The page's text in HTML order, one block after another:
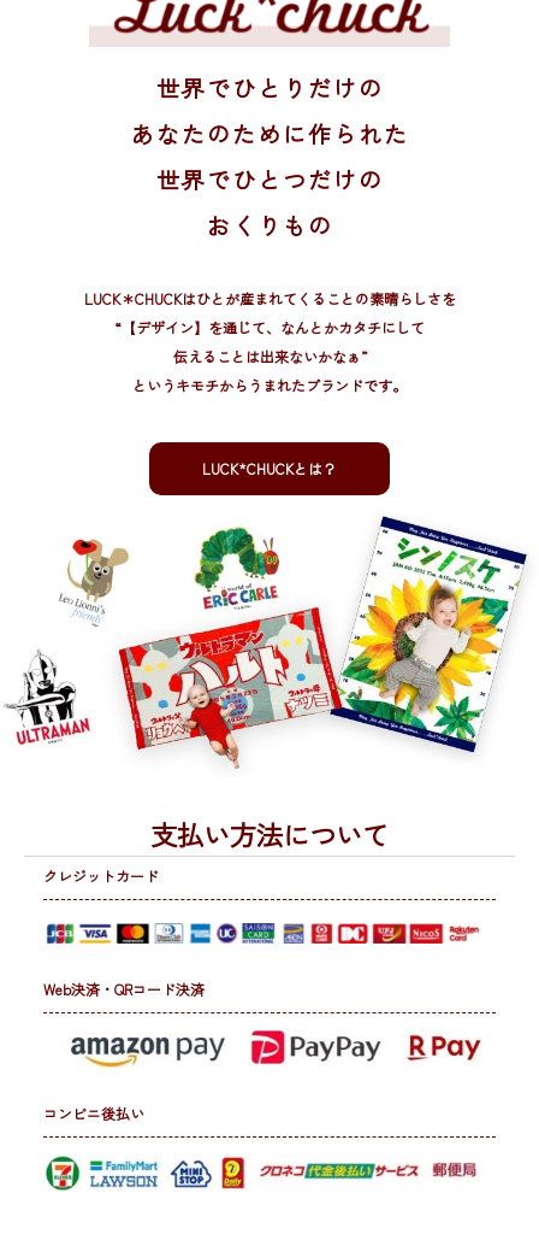
世界でひとりだけの
あなたのために作られた
世界でひとつだけの
おくりもの
LUCK＊CHUCKはひとが産まれてくることの素晴らしさを
“【デザイン】を通じて、 なんとかカタチにして
伝えることは出来ないかなぁ”
というキモチからうまれたブランドです。
LUCK*CHUCKとは？
支払い方法について
クレジットカード
Web決済・QRコード決済
コンビニ後払い